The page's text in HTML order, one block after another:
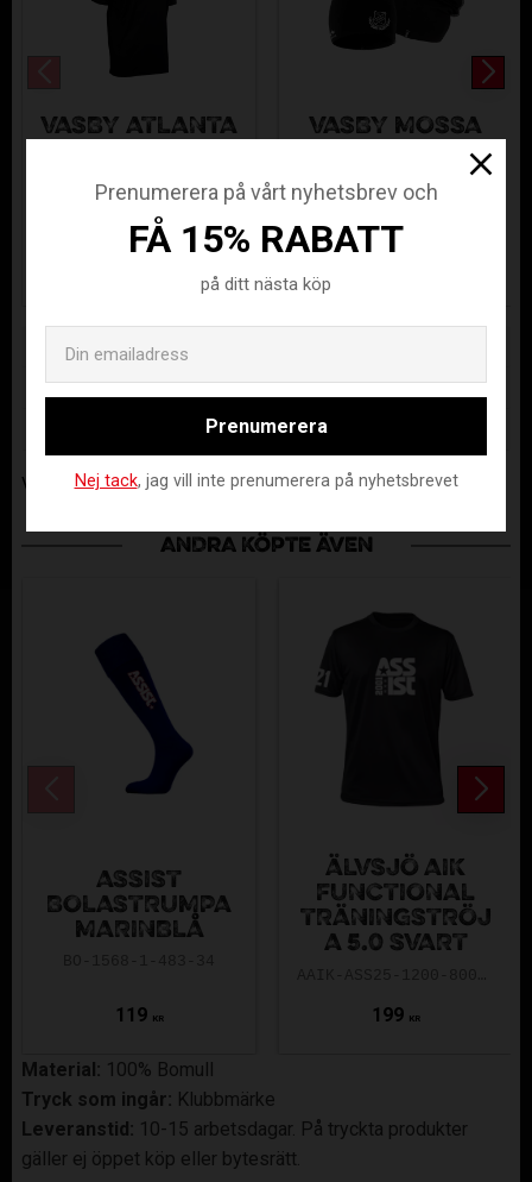
VÄSBY ATLANTA
A
VAIK-5192005-152
299 KR
VÄSBY MÖSSA
189
Lagerstatus
Artikelnr
VAIK-314-99-XS
Visa alla produkter från Assist
ANDRA KÖPTE ÄVEN
ASSIST
BOLASTRUMPA
MARINBLÅ
119 KR
ÄLVSJÖ AIK
FUNCTIONAL
TRÄNINGSTRÖJ
A 5.0 SVART
199 KR
Material: 100% Bomull
Tryck som ingår: Klubbmärke
Leveranstid: 10-15 arbetsdagar. På tryckta produkter
gäller ej öppet köp eller bytesrätt.
Prenumerera på vårt nyhetsbrev och
FÅ 15% RABATT
på ditt nästa köp
Prenumerera
Nej tack, jag vill inte prenumerera på nyhetsbrevet